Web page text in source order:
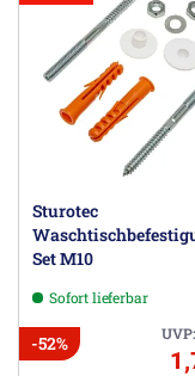
Sturotec
Set M10
Sofort lieferbar
-52%